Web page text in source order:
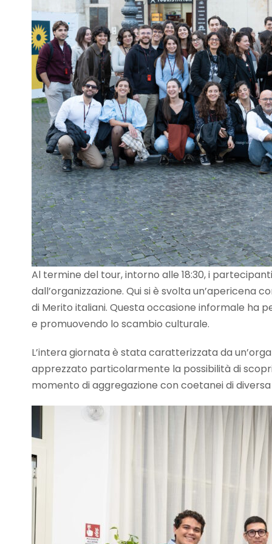
Al termine del tour, intorno alle 18:30, i
dall’organizzazione. Qui si è svolta
di Merito italiani. Questa occasione informale ha
e promuovendo lo scambio culturale.
L’intera giornata è stata caratterizzata da
apprezzato particolarmente la possibilità di
momento di aggregazione con coetanei di